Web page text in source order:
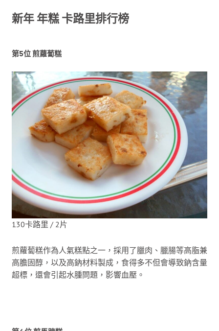
新年 年糕 卡路里排行榜
第5位 煎蘿蔔糕
130卡路里 / 2片
煎蘿蔔糕作為人氣糕點之一，採用了臘肉、臘腸等高脂兼
高膽固醇，以及高鈉材料製成，食得多不但會導致鈉含量
超標，還會引起水腫問題，影響血壓。